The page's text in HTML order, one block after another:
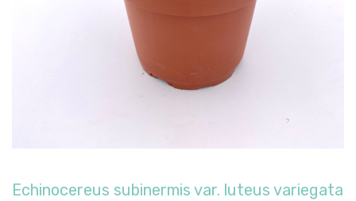
Echinocereus subinermis var. luteus variegata